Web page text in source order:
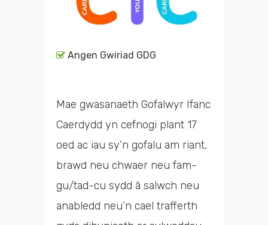
Angen Gwiriad GDG
Mae gwasanaeth Gofalwyr Ifanc
Caerdydd yn cefnogi plant 17
oed ac iau sy’n gofalu am riant,
brawd neu chwaer neu fam-
gu/tad-cu sydd â salwch neu
anabledd neu’n cael trafferth